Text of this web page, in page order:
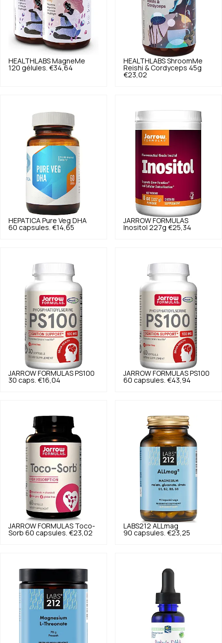
HEALTHLABS MagneMe
120 gélules. €34,64
HEALTHLABS ShroomMe
Reishi & Cordyceps 45g
€23,02
HEPATICA Pure Veg DHA
60 capsules. €14,65
JARROW FORMULAS
Inositol 227g €25,34
JARROW FORMULAS PS100
30 caps. €16,04
JARROW FORMULAS PS100
60 capsules. €43,94
JARROW FORMULAS Toco-
Sorb 60 capsules. €23,02
LABS212 ALLmag
90 capsules. €23,25